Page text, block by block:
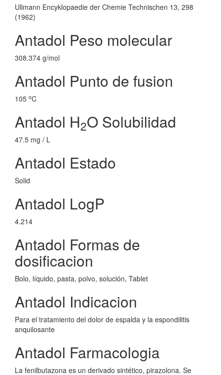
Ullmann Encyklopaedie der Chemie Technischen 13, 298
(1962)
Antadol Peso molecular
308.374 g/mol
Antadol Punto de fusion
105 oC
Antadol H2O Solubilidad
47.5 mg / L
Antadol Estado
Solid
Antadol LogP
4.214
Antadol Formas de
dosificacion
Bolo, líquido, pasta, polvo, solución, Tablet
Antadol Indicacion
Para el tratamiento del dolor de espalda y la espondilitis
anquilosante
Antadol Farmacologia
La fenilbutazona es un derivado sintético, pirazolona. Se